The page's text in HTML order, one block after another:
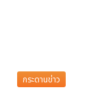
กระดานข่าว